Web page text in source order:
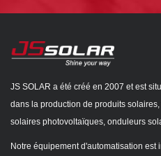
JS SOLAR a été créé en 2007 et est
dans la production de produits
solaires photovoltaïques, onduleurs
Notre équipement d'automatisation est